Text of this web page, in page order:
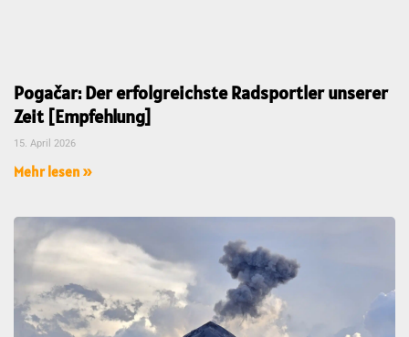
Pogačar: Der erfolgreichste Radsportler unserer
Zeit [Empfehlung]
15. April 2026
Mehr lesen »